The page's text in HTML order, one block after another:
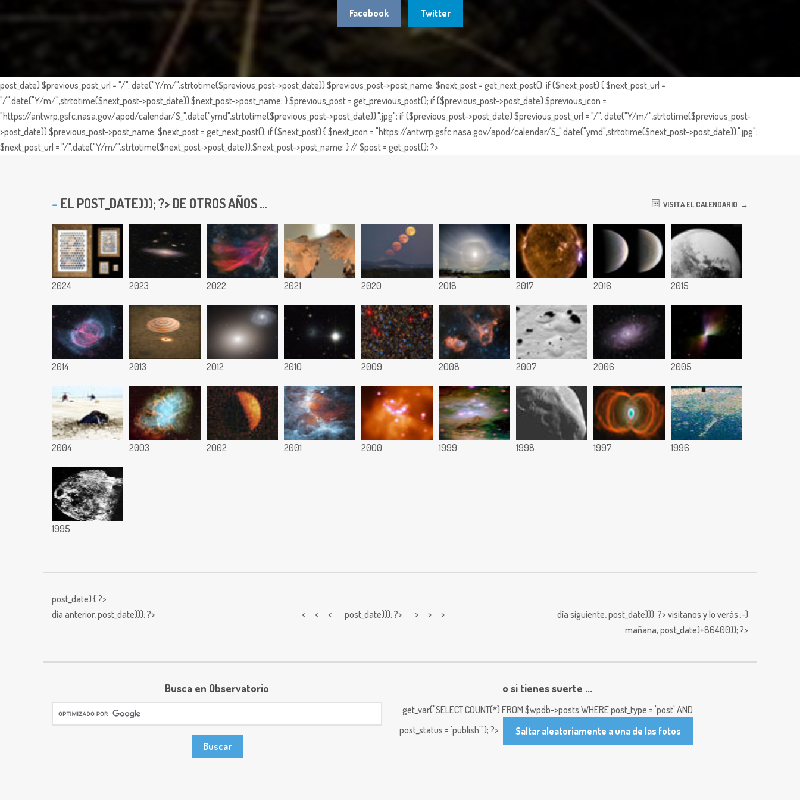
Facebook Twitter
post_date) $previous_post_url = "/". date("Y/m/",strtotime($previous_post->post_date)).$previous_post->post_name; $next_post = get_next_post(); if ($next_post) { $next_post_url =
"/".date("Y/m/",strtotime($next_post->post_date)).$next_post->post_name; } $previous_post = get_previous_post(); if ($previous_post->post_date) $previous_icon =
"https://antwrp.gsfc.nasa.gov/apod/calendar/S_".date("ymd",strtotime($previous_post->post_date)).".jpg"; if ($previous_post->post_date) $previous_post_url = "/". date("Y/m/",strtotime($previous_post-
>post_date)).$previous_post->post_name; $next_post = get_next_post(); if ($next_post) { $next_icon = "https://antwrp.gsfc.nasa.gov/apod/calendar/S_".date("ymd",strtotime($next_post->post_date)).".jpg";
$next_post_url = "/".date("Y/m/",strtotime($next_post->post_date)).$next_post->post_name; } // $post = get_post(); ?>
EL POST_DATE))); ?> DE OTROS AÑOS ... VISITA EL CALENDARIO
2024 2023 2022 2021 2020 2018 2017 2016 2015
2014 2013 2012 2010 2009 2008 2007 2006 2005
2004 2003 2002 2001 2000 1999 1998 1997 1996
1995
post_date) { ?>
día anterior,post_date))); ?> < < < post_date))); ?> > > > día siguiente,post_date))); ?> visitanos y lo verás ;-)
mañana,post_date)+86400)); ?>
Busca en Observatorio o si tienes suerte ...
get_var("SELECT COUNT(*) FROM $wpdb->posts WHERE post_type = 'post' AND
post_status = 'publish'"); ?>
Saltar aleatoriamente a una de las fotos